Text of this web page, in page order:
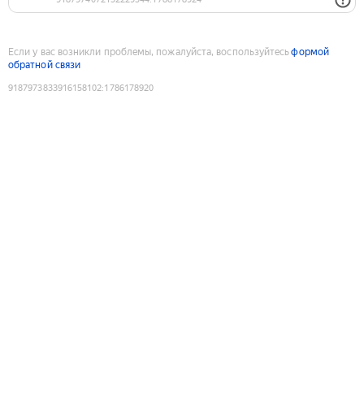
Если у вас возникли проблемы, пожалуйста, воспользуйтесьформой
обратной связи
9187973833916158102:1786178920